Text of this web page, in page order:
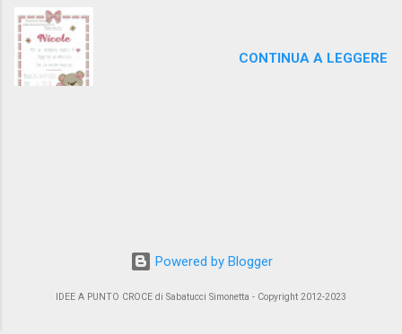
CONTINUA A LEGGERE
Powered by Blogger
IDEE A PUNTO CROCE di Sabatucci Simonetta - Copyright 2012-2023